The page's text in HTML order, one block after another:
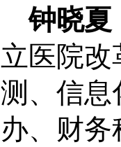
钟晓夏
立医院
测、信息
办、财